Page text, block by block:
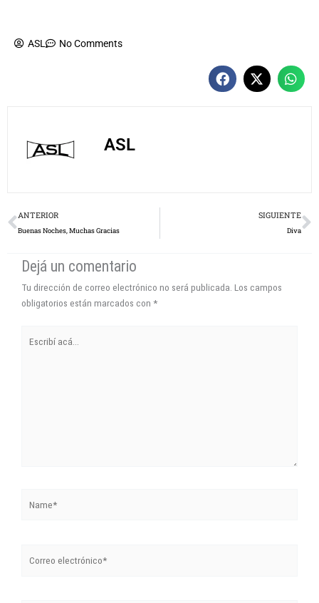
ASL No Comments
ASL
Prev
ANTERIOR
Buenas Noches, Muchas Gracias
SIGUIENTE
Diva
Dejá un comentario
Tu dirección de correo electrónico no será publicada. Los campos
obligatorios están marcados con *